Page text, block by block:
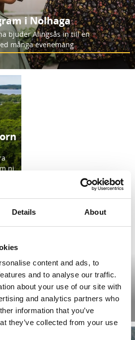
Details About
content and ads, to
and to analyse our traffic.
about your use of our site with
and analytics partners who
information that you’ve
they’ve collected from your use
i Nolhaga
bjuder Alingsås in till en
många evenemang.
ni
på promenadavstånd från stadens